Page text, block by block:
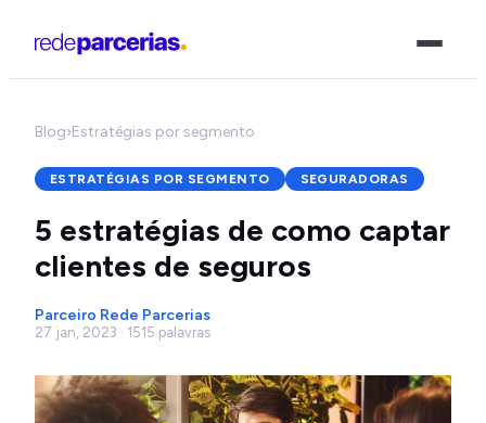
Blog›Estratégias por segmento
ESTRATÉGIAS POR SEGMENTO SEGURADORAS
5 estratégias de como captar
clientes de seguros
Parceiro Rede Parcerias
27 jan, 2023 · 1515 palavras